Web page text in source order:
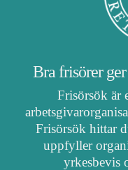
Bra frisörer
Frisörsök är
Frisörsök hittar
uppfyller
yrkesbevis